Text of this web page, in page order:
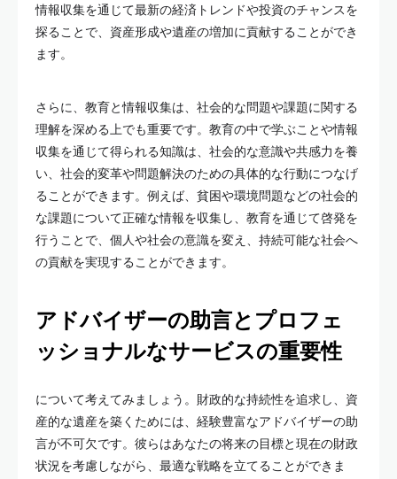
情報収集を通じて最新の経済トレンドや投資のチャンスを
探ることで、資産形成や遺産の増加に貢献することができ
ます。
さらに、教育と情報収集は、社会的な問題や課題に関する
理解を深める上でも重要です。教育の中で学ぶことや情報
収集を通じて得られる知識は、社会的な意識や共感力を養
い、社会的変革や問題解決のための具体的な行動につなげ
ることができます。例えば、貧困や環境問題などの社会的
な課題について正確な情報を収集し、教育を通じて啓発を
行うことで、個人や社会の意識を変え、持続可能な社会へ
の貢献を実現することができます。
アドバイザーの助言とプロフェ
ッショナルなサービスの重要性
について考えてみましょう。財政的な持続性を追求し、資
産的な遺産を築くためには、経験豊富なアドバイザーの助
言が不可欠です。彼らはあなたの将来の目標と現在の財政
状況を考慮しながら、最適な戦略を立てることができま